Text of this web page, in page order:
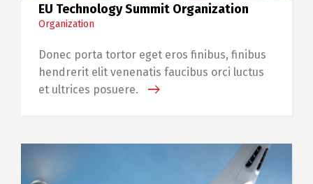
EU Technology Summit Organization
Organization
Donec porta tortor eget eros finibus, finibus
hendrerit elit venenatis faucibus orci luctus
et ultrices posuere.